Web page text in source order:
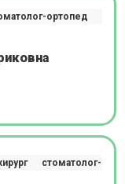
ортопед
стоматолог-